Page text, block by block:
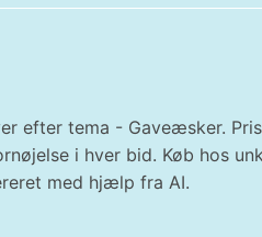
efter tema - Gaveæsker.
i hver bid. Køb hos
med hjælp fra AI.